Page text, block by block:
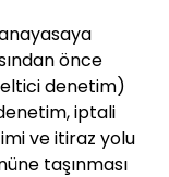
önce
denetim)
iptali
ve itiraz yolu
taşınması